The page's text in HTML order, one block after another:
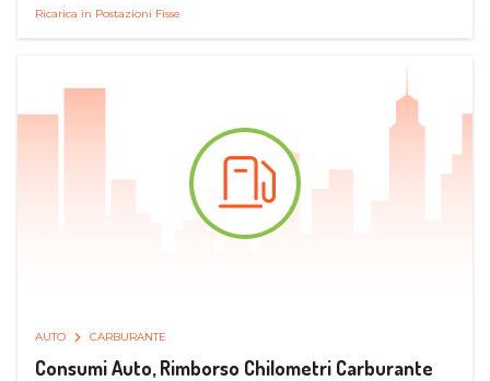
Ricarica in Postazioni Fisse
AUTO CARBURANTE
Consumi Auto, Rimborso Chilometri Carburante